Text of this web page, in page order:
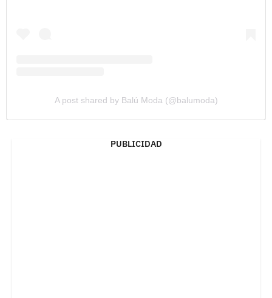
A post shared by Balú Moda (@balumoda)
PUBLICIDAD